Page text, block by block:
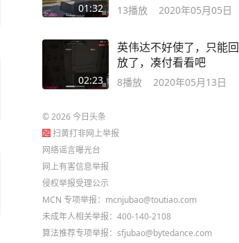
01:32 13播放 2020年05月05日
02:23
英伟达不好使了，只能回
放了，凑付看看吧
8播放 2020年05月13日
©2026今日头条
扫黄打非网上举报
网络谣言曝光台
网上有害信息举报
侵权举报受理公示
MCN 专项举报：mcnjubao@toutiao.com
未成年人相关举报：400-140-2108
算法推荐专项举报：sfjubao@bytedance.com